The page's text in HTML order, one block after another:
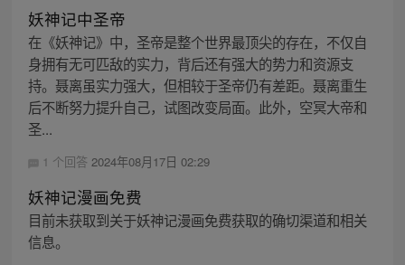
妖神记中圣帝
在《妖神记》中，圣帝是整个世界最顶尖的存在，不仅自
身拥有无可匹敌的实力，背后还有强大的势力和资源支
持。聂离虽实力强大，但相较于圣帝仍有差距。聂离重生
后不断努力提升自己，试图改变局面。此外，空冥大帝和
圣...
1 个回答 2024年08月17日 02:29
妖神记漫画免费
目前未获取到关于妖神记漫画免费获取的确切渠道和相关
信息。